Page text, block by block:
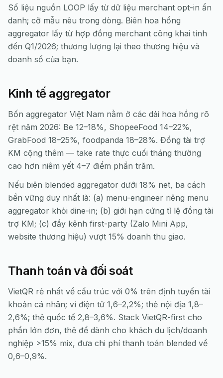
Số liệu nguồn LOOP lấy từ dữ liệu merchant opt-in ẩn
danh; cỡ mẫu nêu trong dòng. Biên hoa hồng
aggregator lấy từ hợp đồng merchant công khai tính
đến Q1/2026; thương lượng lại theo thương hiệu và
doanh số của bạn.
Kinh tế aggregator
Bốn aggregator Việt Nam nằm ở các dải hoa hồng rõ
rệt năm 2026: Be 12–18%, ShopeeFood 14–22%,
GrabFood 18–25%, foodpanda 18–28%. Đồng tài trợ
KM cộng thêm — take rate thực cuối tháng thường
cao hơn niêm yết 4–7 điểm phần trăm.
Nếu biên blended aggregator dưới 18% net, ba cách
bền vững duy nhất là: (a) menu-engineer riêng menu
aggregator khỏi dine-in; (b) giới hạn cứng tỉ lệ đồng tài
trợ KM; (c) đẩy kênh first-party (Zalo Mini App,
website thương hiệu) vượt 15% doanh thu giao.
Thanh toán và đối soát
VietQR rẻ nhất về cấu trúc với 0% trên định tuyến tài
khoản cá nhân; ví điện tử 1,6–2,2%; thẻ nội địa 1,8–
2,6%; thẻ quốc tế 2,8–3,6%. Stack VietQR-first cho
phần lớn đơn, thẻ để dành cho khách du lịch/doanh
nghiệp >15% mix, đưa chi phí thanh toán blended về
0,6–0,9%.